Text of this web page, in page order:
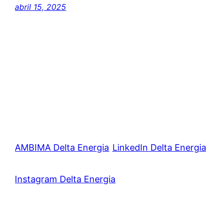
abril 15, 2025
AMBIMA Delta Energia LinkedIn Delta Energia
Instagram Delta Energia